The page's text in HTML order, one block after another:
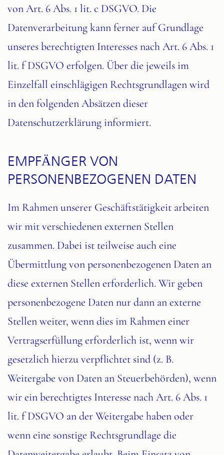
von Art. 6 Abs. 1 lit. c DSGVO. Die
Datenverarbeitung kann ferner auf Grundlage
unseres berechtigten Interesses nach Art. 6 Abs. 1
lit. f DSGVO erfolgen. Über die jeweils im
Einzelfall einschlägigen Rechtsgrundlagen wird
in den folgenden Absätzen dieser
Datenschutzerklärung informiert.
EMPFÄNGER VON
PERSONENBEZOGENEN DATEN
Im Rahmen unserer Geschäftstätigkeit arbeiten
wir mit verschiedenen externen Stellen
zusammen. Dabei ist teilweise auch eine
Übermittlung von personenbezogenen Daten an
diese externen Stellen erforderlich. Wir geben
personenbezogene Daten nur dann an externe
Stellen weiter, wenn dies im Rahmen einer
Vertragserfüllung erforderlich ist, wenn wir
gesetzlich hierzu verpflichtet sind (z. B.
Weitergabe von Daten an Steuerbehörden), wenn
wir ein berechtigtes Interesse nach Art. 6 Abs. 1
lit. f DSGVO an der Weitergabe haben oder
wenn eine sonstige Rechtsgrundlage die